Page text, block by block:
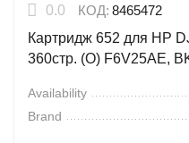
0.0 КОД: 8465472
Картридж 652 для HP
360стр. (О) F6V25AE,
Availability
Brand